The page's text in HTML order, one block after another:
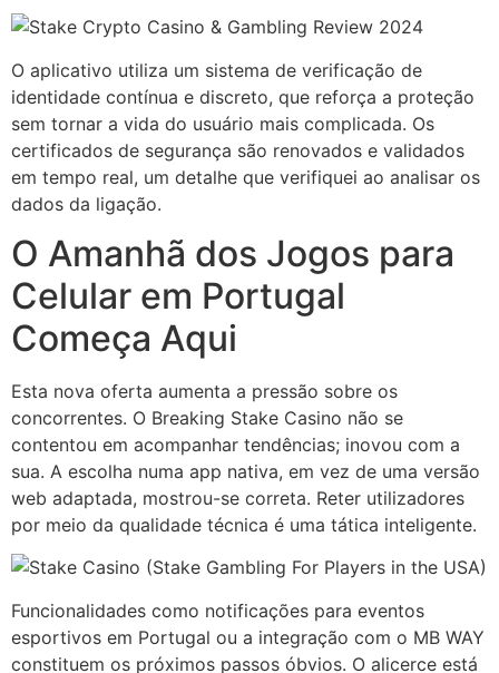
O aplicativo utiliza um sistema de verificação de
identidade contínua e discreto, que reforça a proteção
sem tornar a vida do usuário mais complicada. Os
certificados de segurança são renovados e validados
em tempo real, um detalhe que verifiquei ao analisar os
dados da ligação.
O Amanhã dos Jogos para
Celular em Portugal
Começa Aqui
Esta nova oferta aumenta a pressão sobre os
concorrentes. O Breaking Stake Casino não se
contentou em acompanhar tendências; inovou com a
sua. A escolha numa app nativa, em vez de uma versão
web adaptada, mostrou-se correta. Reter utilizadores
por meio da qualidade técnica é uma tática inteligente.
Funcionalidades como notificações para eventos
esportivos em Portugal ou a integração com o MB WAY
constituem os próximos passos óbvios. O alicerce está